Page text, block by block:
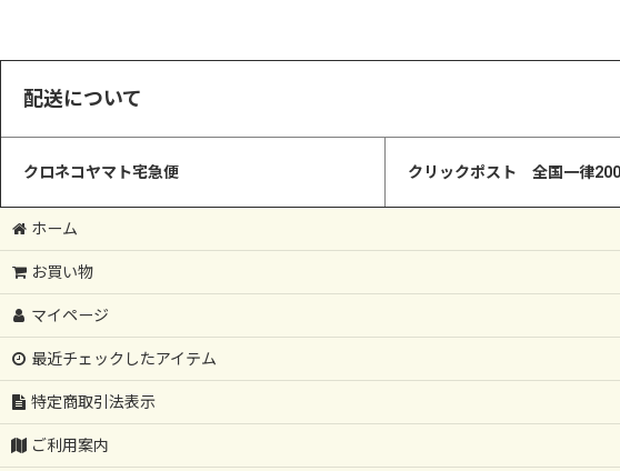
配送について
クロネコヤマト宅急便 クリックポスト 全国一律
ホーム
お買い物
マイページ
最近チェックしたアイテム
特定商取引法表示
ご利用案内